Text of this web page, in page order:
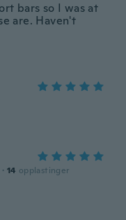
bars so I was at
are. Haven't
· 14 opplastinger